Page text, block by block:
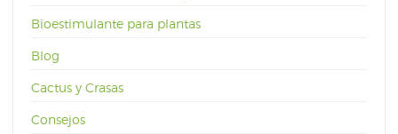
Bioestimulante para plantas
Blog
Cactus y Crasas
Consejos